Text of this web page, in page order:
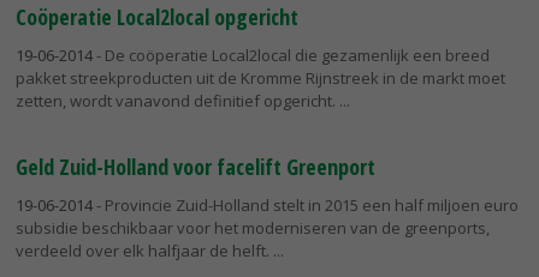
Coöperatie Local2local opgericht
19-06-2014- De coöperatie Local2local die gezamenlijk een breed
pakket streekproducten uit de Kromme Rijnstreek in de markt moet
zetten, wordt vanavond definitief opgericht.
Geld Zuid-Holland voor facelift Greenport
19-06-2014- Provincie Zuid-Holland stelt in 2015 een half miljoen euro
subsidie beschikbaar voor het moderniseren van de greenports,
verdeeld over elk halfjaar de helft.